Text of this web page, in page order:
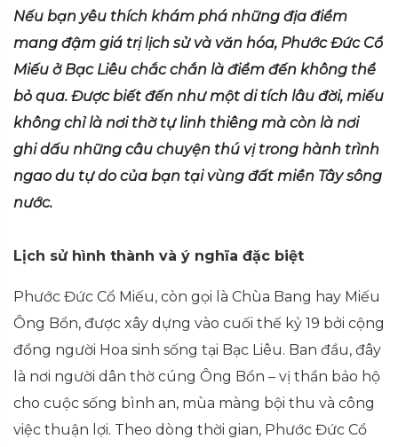
Nếu bạn yêu thích khám phá những địa điểm
mang đậm giá trị lịch sử và văn hóa, Phước Đức Cổ
Miếu ở Bạc Liêu chắc chắn là điểm đến không thể
bỏ qua. Được biết đến như một di tích lâu đời, miếu
không chỉ là nơi thờ tự linh thiêng mà còn là nơi
ghi dấu những câu chuyện thú vị trong hành trình
ngao du tự do của bạn tại vùng đất miền Tây sông
nước.
Lịch sử hình thành và ý nghĩa đặc biệt
Phước Đức Cổ Miếu, còn gọi là Chùa Bang hay Miếu
Ông Bổn, được xây dựng vào cuối thế kỷ 19 bởi cộng
đồng người Hoa sinh sống tại Bạc Liêu. Ban đầu, đây
là nơi người dân thờ cúng Ông Bổn – vị thần bảo hộ
cho cuộc sống bình an, mùa màng bội thu và công
việc thuận lợi. Theo dòng thời gian, Phước Đức Cổ